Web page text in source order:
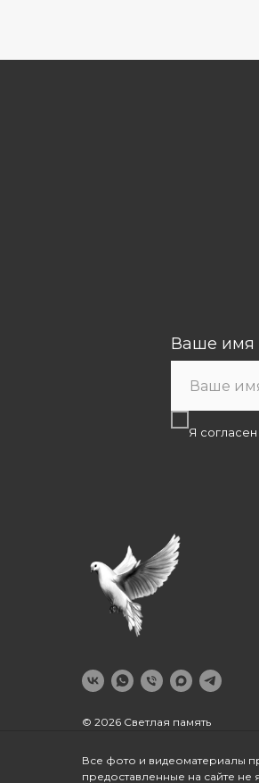
Ваше имя
Я согласен
© 2026 Светлая память
Все фото и видеоматериалы
предоставленные на сайте